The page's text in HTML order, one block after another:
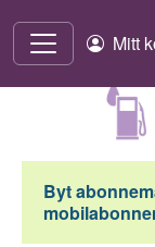
Mitt
Byt